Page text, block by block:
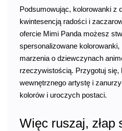
Podsumowując, kolorowanki z
kwintesencją radości i
ofercie Mimi Panda możesz
spersonalizowane
marzenia o dziewczynach
rzeczywistością. Przygotuj się,
wewnętrznego artystę i
kolorów i uroczych postaci.
Więc ruszaj, złap